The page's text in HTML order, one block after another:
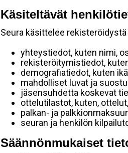
Käsiteltävät
Seura käsittelee
yhteystiedot, kuten nimi,
rekisteröitymistiedot,
demografiatiedot, kuten
mahdolliset luvat ja
jäsensuhdetta koskevat
ottelutilastot, kuten,
palkan- ja
seuran ja henkilön
Säännönmukaiset